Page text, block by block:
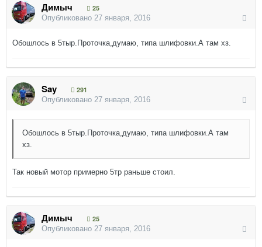
Димыч
25
Опубликовано 27 января, 2016
Обошлось в 5тыр.Проточка,думаю, типа шлифовки.А там хз.
Say
291
Опубликовано 27 января, 2016
Обошлось в 5тыр.Проточка,думаю, типа шлифовки.А там
хз.
Так новый мотор примерно 5тр раньше стоил.
Димыч
25
Опубликовано 27 января, 2016